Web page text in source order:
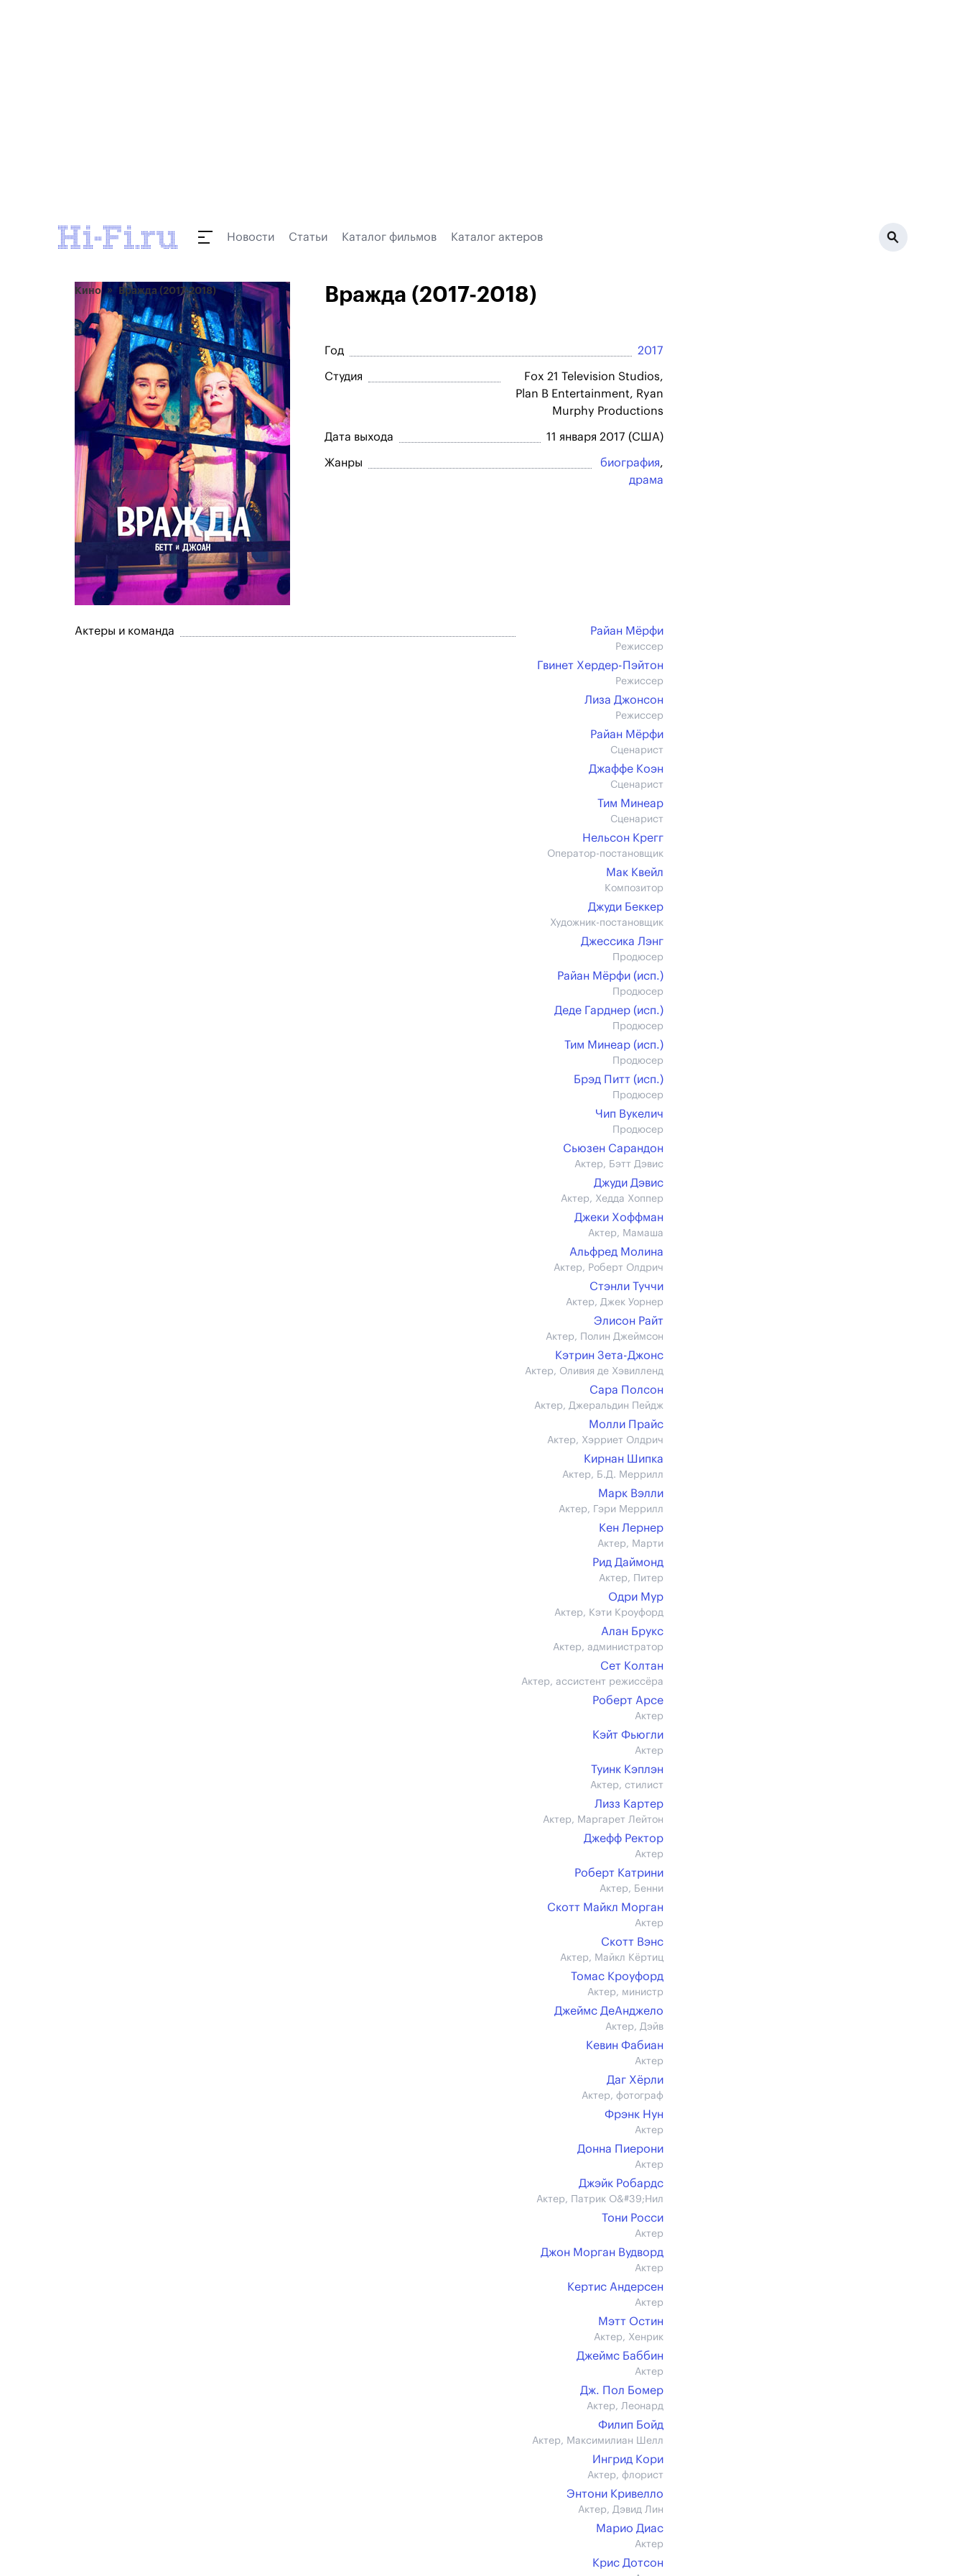
Новости Статьи Каталог фильмов Каталог актеров
Кино Вражда (2017-2018) Вражда (2017-2018)
Год 2017
Студия
Fox 21 Television Studios,
Plan B Entertainment, Ryan
Murphy Productions
Дата выхода 11 января 2017 (США)
Жанры биография,
драма
Актеры и команда Райан Мёрфи
Режиссер
Гвинет Хердер-Пэйтон
Режиссер
Лиза Джонсон
Режиссер
Райан Мёрфи
Сценарист
Джаффе Коэн
Сценарист
Тим Минеар
Сценарист
Нельсон Крегг
Оператор-постановщик
Мак Квейл
Композитор
Джуди Беккер
Художник-постановщик
Джессика Лэнг
Продюсер
Райан Мёрфи (иcп.)
Продюсер
Деде Гарднер (иcп.)
Продюсер
Тим Минеар (иcп.)
Продюсер
Брэд Питт (иcп.)
Продюсер
Чип Вукелич
Продюсер
Сьюзен Сарандон
Актер, Бэтт Дэвис
Джуди Дэвис
Актер, Хедда Хоппер
Джеки Хоффман
Актер, Мамаша
Альфред Молина
Актер, Роберт Олдрич
Стэнли Туччи
Актер, Джек Уорнер
Элисон Райт
Актер, Полин Джеймсон
Кэтрин Зета-Джонс
Актер, Оливия де Хэвилленд
Сара Полсон
Актер, Джеральдин Пейдж
Молли Прайс
Актер, Хэрриет Олдрич
Кирнан Шипка
Актер, Б.Д. Меррилл
Марк Вэлли
Актер, Гэри Меррилл
Кен Лернер
Актер, Марти
Рид Даймонд
Актер, Питер
Одри Мур
Актер, Кэти Кроуфорд
Алан Брукс
Актер, администратор
Сет Колтан
Актер, ассистент режиссёра
Роберт Арсе
Актер
Кэйт Фьюгли
Актер
Туинк Кэплэн
Актер, стилист
Лизз Картер
Актер, Маргарет Лейтон
Джефф Ректор
Актер
Роберт Катрини
Актер, Бенни
Скотт Майкл Морган
Актер
Скотт Вэнс
Актер, Майкл Кёртиц
Томас Кроуфорд
Актер, министр
Джеймс ДеАнджело
Актер, Дэйв
Кевин Фабиан
Актер
Даг Хёрли
Актер, фотограф
Фрэнк Нун
Актер
Донна Пиерони
Актер
Джэйк Робардс
Актер, Патрик О&#39;Нил
Тони Росси
Актер
Джон Морган Вудворд
Актер
Кертис Андерсен
Актер
Мэтт Остин
Актер, Хенрик
Джеймс Баббин
Актер
Дж. Пол Бомер
Актер, Леонард
Филип Бойд
Актер, Максимилиан Шелл
Ингрид Кори
Актер, флорист
Энтони Кривелло
Актер, Дэвид Лин
Марио Диас
Актер
Крис Дотсон